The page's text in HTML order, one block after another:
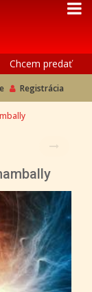
Chcem predať
Registrácia